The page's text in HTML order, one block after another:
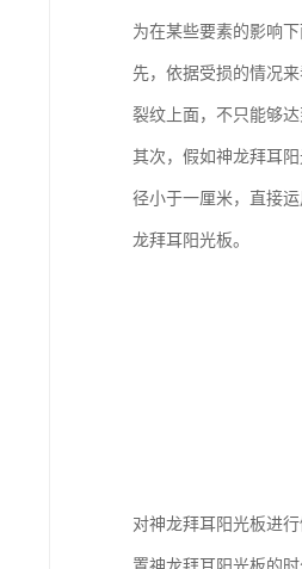
为在某些要素的影响
先，依据受损的情况
裂纹上面，不只能够
其次，假如神龙拜耳
径小于一厘米，直接
龙拜耳阳光板。
对神龙拜耳阳光板进